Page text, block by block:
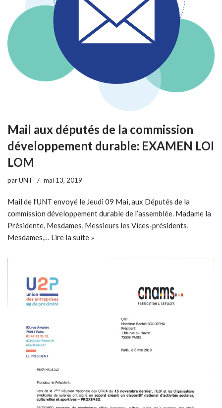
Mail aux députés de la commission
développement durable: EXAMEN LOI
LOM
parUNT mai 13, 2019
Mail de l’UNT envoyé le Jeudi 09 Mai, aux Députés de la
commission développement durable de l’assemblée. Madame la
Présidente, Mesdames, Messieurs les Vices-présidents,
Mesdames,… Lire la suite »